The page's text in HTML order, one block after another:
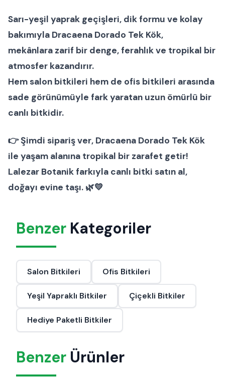
Sarı-yeşil yaprak geçişleri, dik formu ve kolay
bakımıyla Dracaena Dorado Tek Kök,
mekânlara zarif bir denge, ferahlık ve tropikal bir
atmosfer kazandırır.
Hemsalon bitkileri hem de ofis bitkileri arasında
sade görünümüyle fark yaratan uzun ömürlü bir
canlı bitkidir.
👉Şimdi sipariş ver, Dracaena Dorado Tek Kök
ile yaşam alanına tropikal bir zarafet getir!
Lalezar Botanikfarkıyla canlı bitki satın al,
doğayı evine taşı. 🌿💛
Benzer Kategoriler
Salon Bitkileri Ofis Bitkileri
Yeşil Yapraklı Bitkiler Çiçekli Bitkiler
Hediye Paketli Bitkiler
Benzer Ürünler